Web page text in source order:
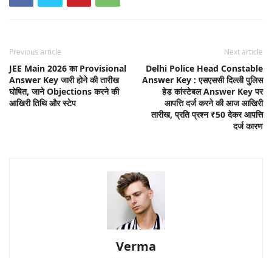
Previous article
JEE Main 2026 का Provisional
Answer Key जारी होने की तारीख
घोषित, जाने Objections करने की
आखिरी तिथि और स्टेप
Next article
Delhi Police Head Constable
Answer Key : एसएससी दिल्ली पुलिस
हेड कांस्टेबल Answer Key पर
आपत्ति दर्ज करने की आज आखिरी
तारीख, प्रति प्रश्न ₹50 देकर आपत्ति
दर्ज कारण
Verma